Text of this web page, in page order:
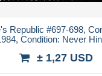
Republic #697-698,
Condition: Never
± 1,27 USD